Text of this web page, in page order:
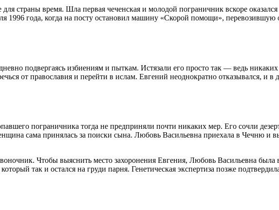
страны время. Шла первая чеченская и молодой пограничник вскоре
1996 года, когда на посту остановил машину «Скорой помощи»,
подвергаясь избиениям и пыткам. Истязали его просто так — ведь
от православия и перейти в ислам. Евгений неоднократно отказывался, и в
пограничника тогда не предприняли почти никаких мер. Его сочли
сама принялась за поиски сына. Любовь Васильевна приехала в Чечню и
Чтобы выяснить место захоронения Евгения, Любовь Васильевна
так и остался на груди парня. Генетическая экспертиза позже